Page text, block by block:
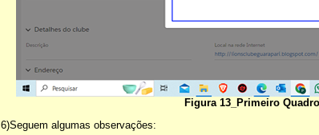
Figura 13_Primeiro
6)Seguem algumas observações: